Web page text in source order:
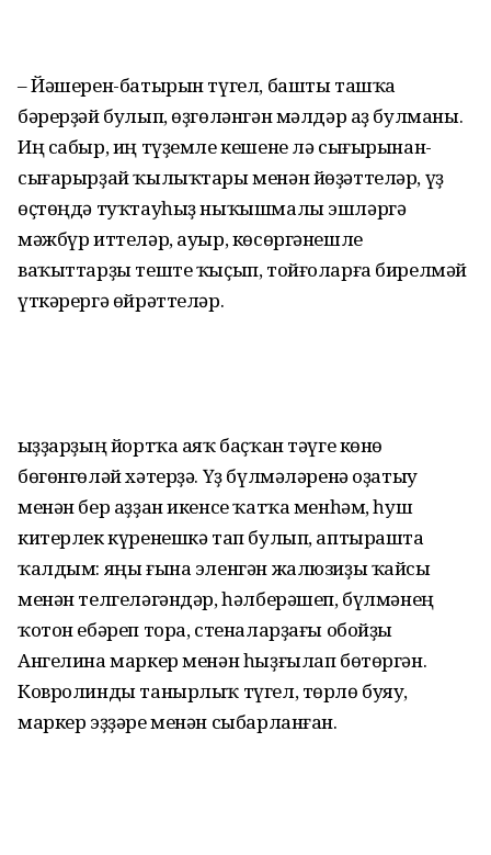
– Йәшерен-батырын түгел, башты ташҡа
бәрерҙәй булып, өҙгөләнгән мәлдәр аҙ булманы.
Иң сабыр, иң түҙемле кешене лә сығырынан-
сығарырҙай ҡылыҡтары менән йөҙәттеләр, үҙ
өҫтөңдә туҡтауһыҙ ныҡышмалы эшләргә
мәжбүр иттеләр, ауыр, көсөргәнешле
ваҡыттарҙы теште ҡыҫып, тойғоларға бирелмәй
үткәрергә өйрәттеләр.
Ҡыҙҙарҙың йортҡа аяҡ баҫҡан тәүге көнө
бөгөнгөләй хәтерҙә. Үҙ бүлмәләренә оҙатыу
менән бер аҙҙан икенсе ҡатҡа менһәм, һуш
китерлек күренешкә тап булып, аптырашта
ҡалдым: яңы ғына эленгән жалюзиҙы ҡайсы
менән телгеләгәндәр, һәлберәшеп, бүлмәнең
ҡотон ебәреп тора, стеналарҙағы обойҙы
Ангелина маркер менән һыҙғылап бөтөргән.
Ковролинды танырлыҡ түгел, төрлө буяу,
маркер эҙҙәре менән сыбарланған.